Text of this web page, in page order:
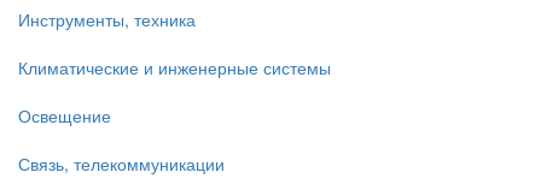
Инструменты, техника
Климатические и инженерные системы
Освещение
Связь, телекоммуникации